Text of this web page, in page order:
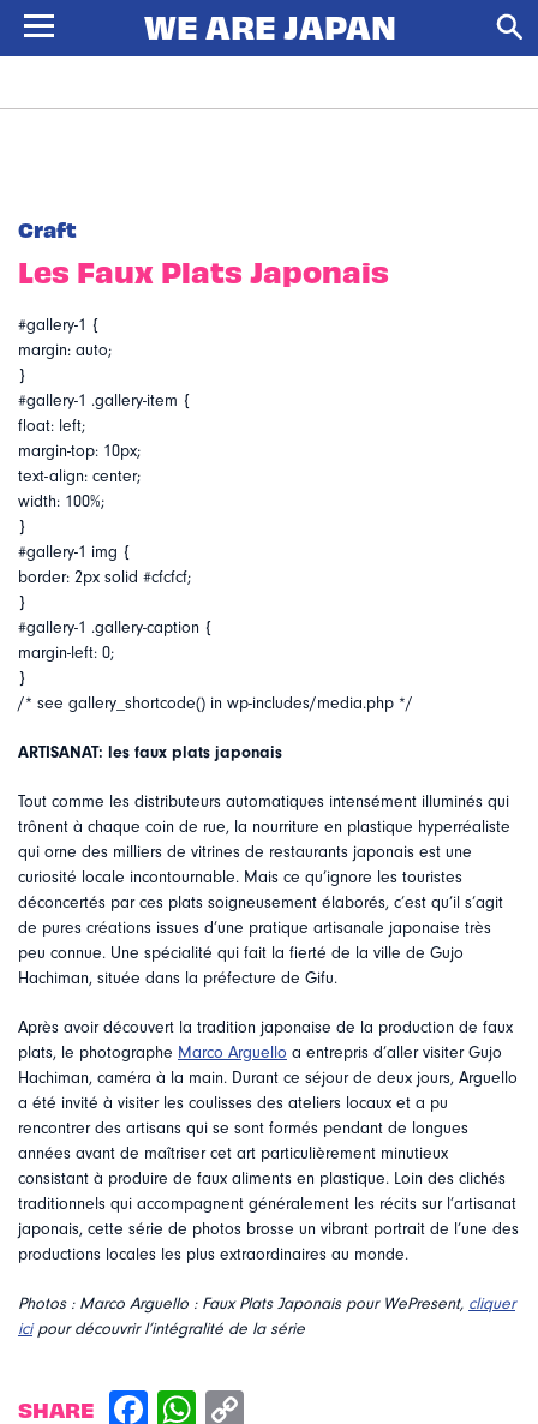
Craft
Les Faux Plats Japonais
#gallery-1 {
margin: auto;
}
#gallery-1 .gallery-item {
float: left;
margin-top: 10px;
text-align: center;
width: 100%;
}
#gallery-1 img {
border: 2px solid #cfcfcf;
}
#gallery-1 .gallery-caption {
margin-left: 0;
}
/* see gallery_shortcode() in wp-includes/media.php */
ARTISANAT: les faux plats japonais
Tout comme les distributeurs automatiques intensément illuminés qui
trônent à chaque coin de rue, la nourriture en plastique hyperréaliste
qui orne des milliers de vitrines de restaurants japonais est une
curiosité locale incontournable. Mais ce qu’ignore les touristes
déconcertés par ces plats soigneusement élaborés, c’est qu’il s’agit
de pures créations issues d’une pratique artisanale japonaise très
peu connue. Une spécialité qui fait la fierté de la ville de Gujo
Hachiman, située dans la préfecture de Gifu.
Après avoir découvert la tradition japonaise de la production de faux
plats, le photographe Marco Arguello a entrepris d’aller visiter Gujo
Hachiman, caméra à la main. Durant ce séjour de deux jours, Arguello
a été invité à visiter les coulisses des ateliers locaux et a pu
rencontrer des artisans qui se sont formés pendant de longues
années avant de maîtriser cet art particulièrement minutieux
consistant à produire de faux aliments en plastique. Loin des clichés
traditionnels qui accompagnent généralement les récits sur l’artisanat
japonais, cette série de photos brosse un vibrant portrait de l’une des
productions locales les plus extraordinaires au monde.
Photos : Marco Arguello : Faux Plats Japonais pour WePresent, cliquer
icipour découvrir l’intégralité de la série
SHARE